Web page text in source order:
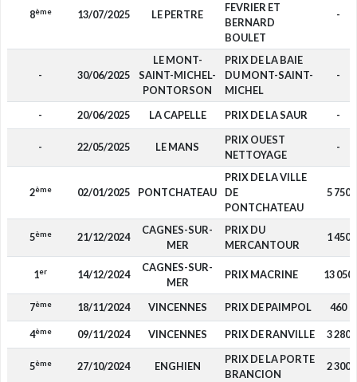
8ème 13/07/2025 LE PERTRE
FEVRIER ET
BERNARD
BOULET
-
- 30/06/2025
LE MONT-
SAINT-MICHEL-
PONTORSON
PRIX DE LA BAIE
DU MONT-SAINT-
MICHEL
-
- 20/06/2025 LA CAPELLE PRIX DE LA SAUR -
- 22/05/2025 LE MANS
PRIX OUEST
NETTOYAGE
-
2ème 02/01/2025 PONTCHATEAU
PRIX DE LA VILLE
DE
PONTCHATEAU
5 750
5ème 21/12/2024
CAGNES-SUR-
MER
PRIX DU
MERCANTOUR
1 450
1er 14/12/2024
CAGNES-SUR-
MER
PRIX MACRINE 13 050
7ème 18/11/2024 VINCENNES PRIX DE PAIMPOL 460
4ème 09/11/2024 VINCENNES PRIX DE RANVILLE 3 280
5ème 27/10/2024 ENGHIEN
PRIX DE LA PORTE
BRANCION
2 300